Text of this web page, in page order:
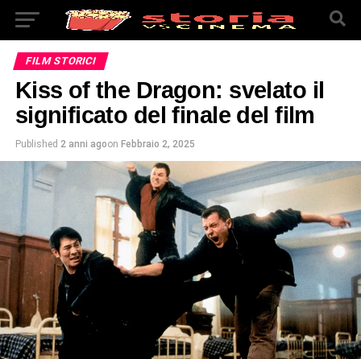
FILM STORICI
Kiss of the Dragon: svelato il
significato del finale del film
Published 2 anni agoon Febbraio 2, 2025